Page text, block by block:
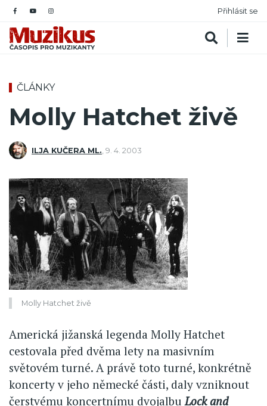
Přihlásit se
ČLÁNKY
Molly Hatchet živě
ILJA KUČERA ML. 9. 4. 2003
Molly Hatchet živě
Americká jižanská legenda Molly Hatchet
cestovala před dvěma lety na masivním
světovém turné. A právě toto turné, konkrétně
koncerty v jeho německé části, daly vzniknout
čerstvému koncertnímu dvojalbu Lock and